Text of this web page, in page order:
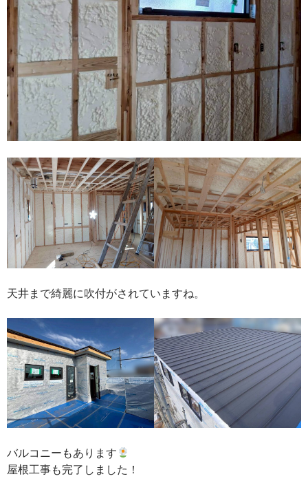
天井まで綺麗に吹付がされていますね。
バルコニーもあります
屋根工事も完了しました！